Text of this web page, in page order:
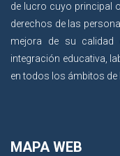
de lucro cuyo principal
derechos de las
mejora de su calidad
integración educativa,
en todos los ámbitos de
MAPA WEB